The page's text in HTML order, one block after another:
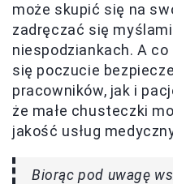
może skupić się na
zadręczać się
niespodziankach. A
się poczucie
pracowników, jak i
że małe chusteczki
jakość usług
Biorąc pod uwagę